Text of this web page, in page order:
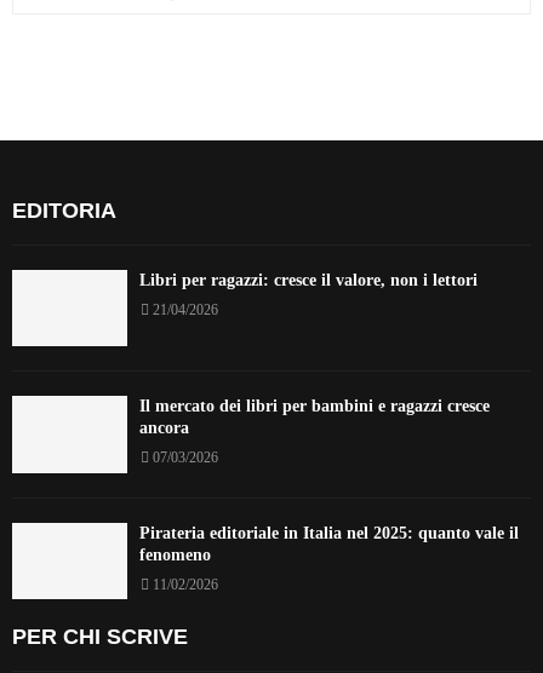
EDITORIA
Libri per ragazzi: cresce il valore, non i lettori
21/04/2026
Il mercato dei libri per bambini e ragazzi cresce
ancora
07/03/2026
Pirateria editoriale in Italia nel 2025: quanto vale il
fenomeno
11/02/2026
PER CHI SCRIVE